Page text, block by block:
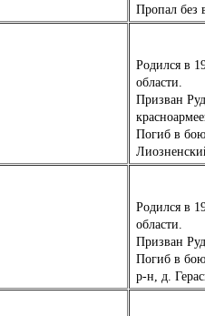
Пропал без
Родился в
области.
Призван
Погиб в бою
Родился в
области.
Призван
Погиб в бою
р-н, д.